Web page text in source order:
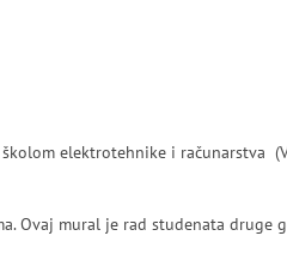
elektrotehnike i računarstva
mural je rad studenata druge